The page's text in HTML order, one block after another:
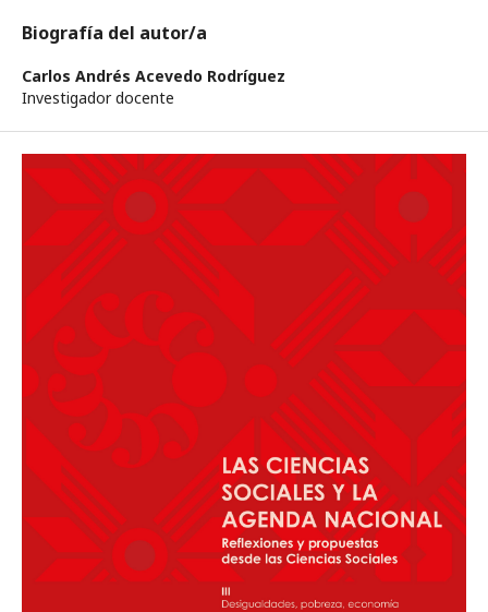
Biografía del autor/a
Carlos Andrés Acevedo Rodríguez
Investigador docente